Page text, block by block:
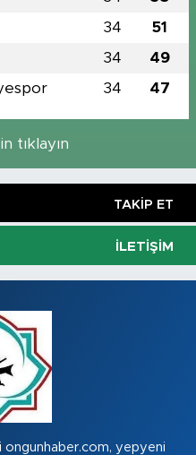
34 51
34 49
34 47
tıklayın
TAKIP ET
İLETIŞIM
ongunhaber.com, yepyeni